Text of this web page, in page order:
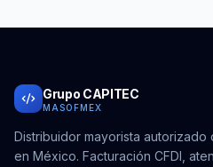
Grupo CAPITEC
MASOFMEX
Distribuidor mayorista autorizado
en México. Facturación CFDI,